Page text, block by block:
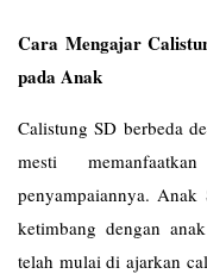
Cara Mengajar
pada Anak
Calistung SD berbeda
mesti
penyampaiannya.
ketimbang dengan
telah mulai di ajarkan